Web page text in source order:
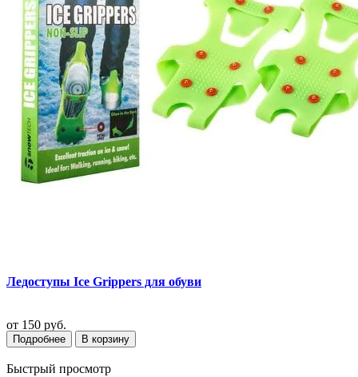
Ледоступы Ice Grippers для обуви
от 150 руб.
Подробнее В корзину
Быстрый просмотр